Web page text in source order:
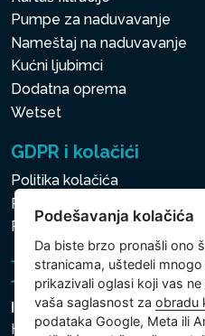
Pumpe za naduvavanje
Nameštaj na naduvavanje
Kućni ljubimci
Dodatna oprema
Wetset
GDPR i kolačići
Politika kolačića
Politika zaštite ličnih i drugih
Politika kolačića
Intex Trading, s.r.o.
Hradecká 2526/3
Podešavanja kolačića
Da biste brzo pronašli ono
stranicama, uštedeli
prikazivali oglasi koji vas
vaša saglasnost zaobradu
podataka Google, Meta ili